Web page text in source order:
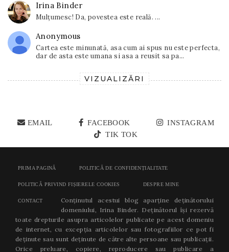
Irina Binder
Mulțumesc! Da, povestea este reală. ...
Anonymous
Cartea este minunată, asa cum ai spus nu este perfecta,
dar de asta este umana si asa a reusit sa pa...
VIZUALIZĂRI
EMAIL FACEBOOK
INSTAGRAM
TIK TOK
PRIMA PAGINĂ POLITICĂ DE CONFIDENȚIALITATE
POLITICĂ PRIVIND FIȘIERELE COOKIES DESPRE MINE
CONTACT
Conținutul acestui blog aparține deținătorului
domeniului, Irina Binder. Deținătorul își rezervă
toate drepturile asupra articolelor publicate pe acest domeniu
de internet, cu excepția articolelor sau fotografiilor ce pot fi
deținute sau sunt deținute de către alte persoane sau publicații.
Orice preluare, copiere, reproducere sau publicare a